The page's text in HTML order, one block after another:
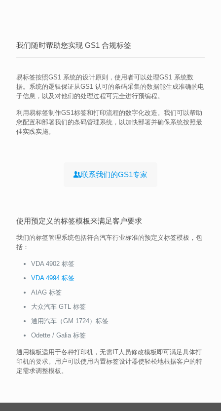
我们随时帮助您实现 GS1 合规标签
易标签按照GS1 系统的设计原则，使用者可以处理GS1 系统数
据。系统的逻辑保证从GS1 认可的条码采集的数据能生成准确的电
子信息，以及对他们的处理过程可完全进行预编程。
利用易标签制作GS1标签和打印流程的数字化改造。我们可以帮助
您配置和部署我们的条码管理系统，以加快部署并确保系统按照最
佳实践实施。
联系我们的GS1专家
使用预定义的标签模板来满足客户要求
我们的标签管理系统包括符合汽车行业标准的预定义标签模板，包
括：
VDA 4902 标签
VDA 4994 标签
AIAG 标签
大众汽车 GTL 标签
通用汽车（GM 1724）标签
Odette / Galia 标签
通用模板适用于各种打印机，无需IT人员修改模板即可满足具体打
印机的要求。用户可以使用内置标签设计器使轻松地根据客户的特
定需求调整模板。